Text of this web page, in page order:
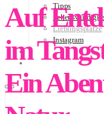
Tipps
Lieblingsplätze
Instagram
NEWSLETTER
Auf
im
Ein